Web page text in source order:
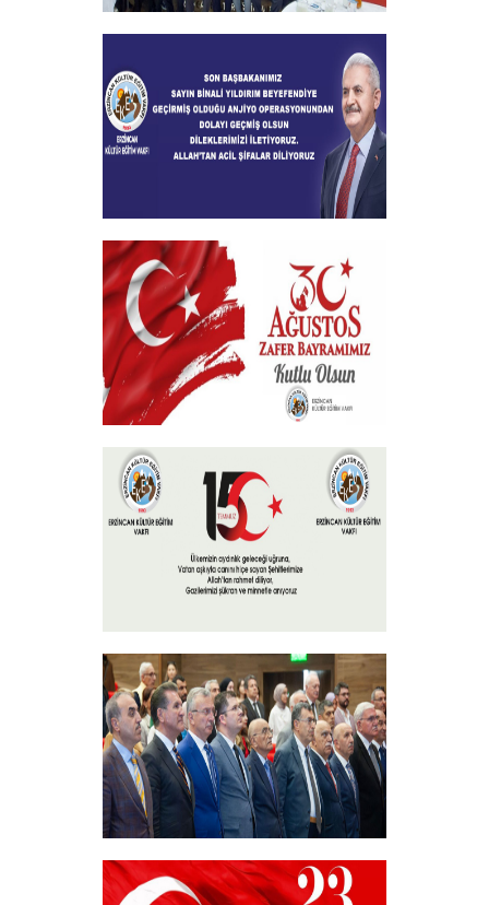
2024-2025 Burs Toplantısında 7000
+
Geçmiş Olsun Mesajı
+
30 Ağustos Zafer Bayramı
+
15 Temmuz 2024
+
Akademik Bilim, Sanat ve Spor Ödülleri”
Sahiplerini Buldu.